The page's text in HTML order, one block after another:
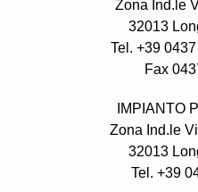
Zona Ind.le
32013
Tel. +39
Fax
IMPIANTO
Zona Ind.le
32013
Tel. +39